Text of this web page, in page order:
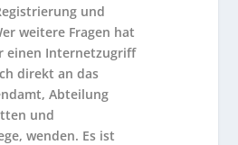
und
weitere Fragen hat
einen Internetzugriff
direkt an das
Abteilung
und
wenden. Es ist